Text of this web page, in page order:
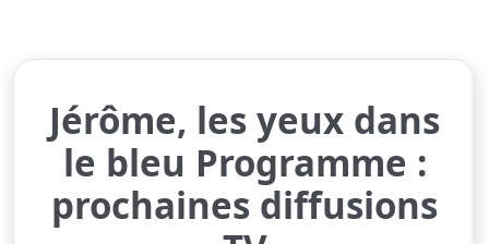
Jérôme, les yeux dans
le bleu Programme :
prochaines diffusions